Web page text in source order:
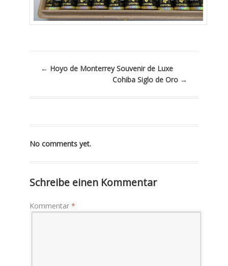
← Hoyo de Monterrey Souvenir de Luxe
Cohiba Siglo de Oro →
No comments yet.
Schreibe einen Kommentar
Kommentar *